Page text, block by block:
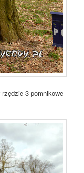
3 pomnikowe